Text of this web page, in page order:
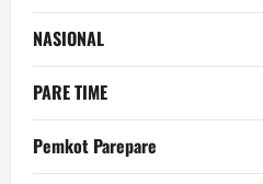
NASIONAL
PARE TIME
Pemkot Parepare